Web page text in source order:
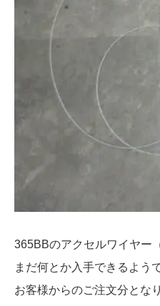
365BBのアクセルワイヤー
まだ何とか入手できるよう
お客様からのご注文分とな